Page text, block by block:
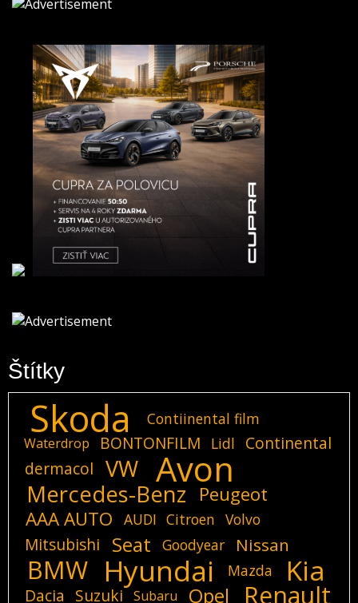
Štítky
Skoda Contiinental film
Waterdrop BONTONFILM Lidl
Continental
dermacol
VW Avon
Mercedes-Benz
Peugeot
AAA AUTO
AUDI Citroen Volvo
Mitsubishi Seat Goodyear Nissan
BMW Hyundai Mazda Kia
Dacia Suzuki Subaru Opel Renault